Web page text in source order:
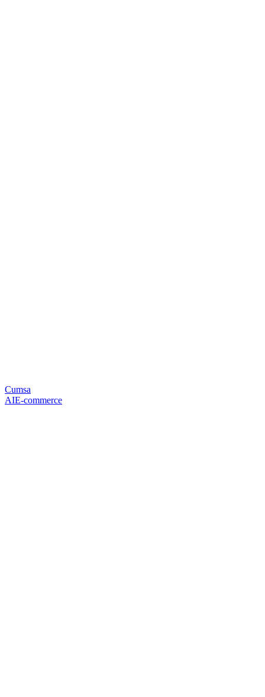
Cumsa
AIE-commerce